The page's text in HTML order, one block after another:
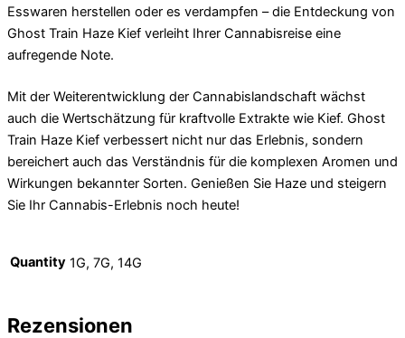
Esswaren herstellen oder es verdampfen – die Entdeckung von
Ghost Train Haze Kief verleiht Ihrer Cannabisreise eine
aufregende Note.
Mit der Weiterentwicklung der Cannabislandschaft wächst
auch die Wertschätzung für kraftvolle Extrakte wie Kief. Ghost
Train Haze Kief verbessert nicht nur das Erlebnis, sondern
bereichert auch das Verständnis für die komplexen Aromen und
Wirkungen bekannter Sorten. Genießen Sie Haze und steigern
Sie Ihr Cannabis-Erlebnis noch heute!
Quantity 1G, 7G, 14G
Rezensionen